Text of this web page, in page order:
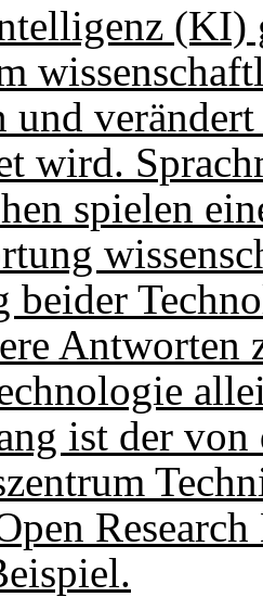
(KI)
wird.
spielen
beider
Antworten
ist der